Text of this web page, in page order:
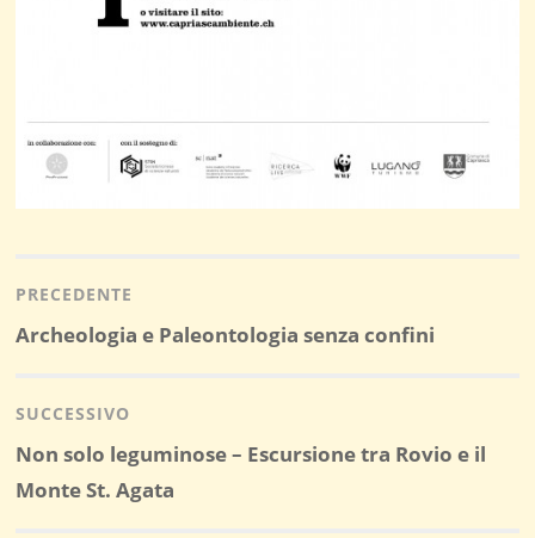
articoli
PRECEDENTE
Post
Archeologia e Paleontologia senza confini
SUCCESSIVO
Post
successivo:
Non solo leguminose – Escursione tra Rovio e il
Monte St. Agata